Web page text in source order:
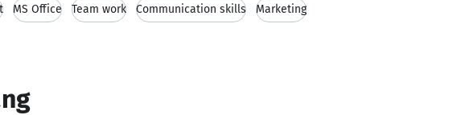
MS Office Team work Communication skills Marketing